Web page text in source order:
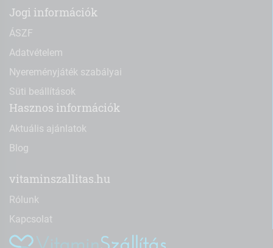
Jogi információk
ÁSZF
Adatvételem
Nyereményjáték szabályai
Süti beállítások
Hasznos információk
Aktuális ajánlatok
Blog
vitaminszallitas.hu
Rólunk
Kapcsolat